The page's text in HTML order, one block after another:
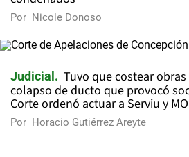
Por Nicole Donoso
Judicial
Tuvo que costear
colapso de ducto que provocó
Corte ordenó actuar a Serviu y
Por Horacio Gutiérrez Areyte